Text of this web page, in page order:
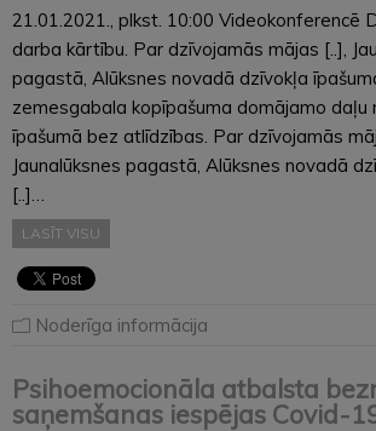
21.01.2021., plkst. 10:00 Videokonferencē
darba kārtību. Par dzīvojamās mājas [..],
pagastā, Alūksnes novadā dzīvokļa
zemesgabala kopīpašuma domājamo daļu
īpašumā bez atlīdzības. Par dzīvojamās
Jaunalūksnes pagastā, Alūksnes novadā
[..]…
LASĪT VISU
Noderīga informācija
Psihoemocionāla atbalsta
saņemšanas iespējas Covid-